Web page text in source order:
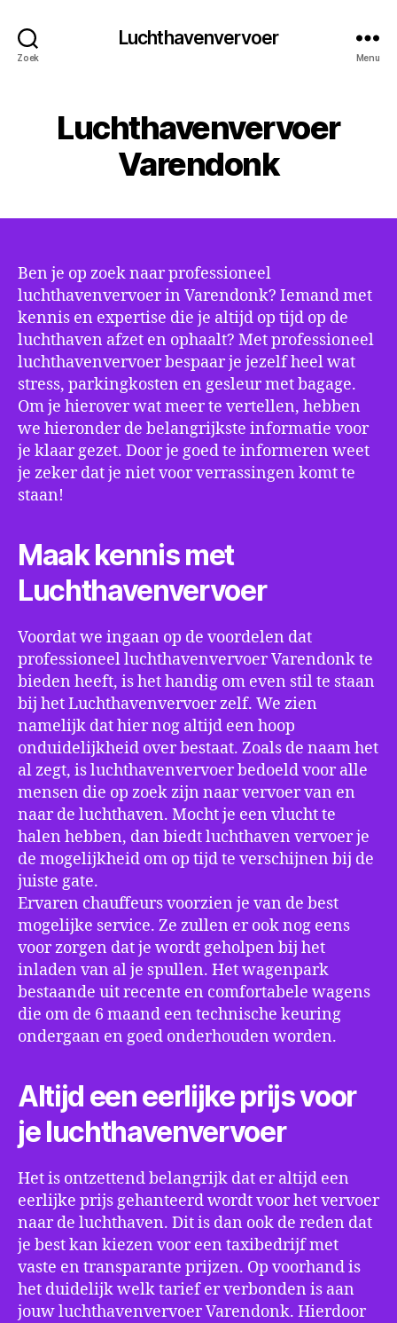
Zoek
Luchthavenvervoer
Menu
Luchthavenvervoer
Varendonk
Ben je op zoek naar professioneel
luchthavenvervoer in Varendonk? Iemand met
kennis en expertise die je altijd op tijd op de
luchthaven afzet en ophaalt? Met professioneel
luchthavenvervoer bespaar je jezelf heel wat
stress, parkingkosten en gesleur met bagage.
Om je hierover wat meer te vertellen, hebben
we hieronder de belangrijkste informatie voor
je klaar gezet. Door je goed te informeren weet
je zeker dat je niet voor verrassingen komt te
staan!
Maak kennis met
Luchthavenvervoer
Voordat we ingaan op de voordelen dat
professioneel luchthavenvervoer Varendonk te
bieden heeft, is het handig om even stil te staan
bij het Luchthavenvervoer zelf. We zien
namelijk dat hier nog altijd een hoop
onduidelijkheid over bestaat. Zoals de naam het
al zegt, is luchthavenvervoer bedoeld voor alle
mensen die op zoek zijn naar vervoer van en
naar de luchthaven. Mocht je een vlucht te
halen hebben, dan biedt luchthaven vervoer je
de mogelijkheid om op tijd te verschijnen bij de
juiste gate.
Ervaren chauffeurs voorzien je van de best
mogelijke service. Ze zullen er ook nog eens
voor zorgen dat je wordt geholpen bij het
inladen van al je spullen. Het wagenpark
bestaande uit recente en comfortabele wagens
die om de 6 maand een technische keuring
ondergaan en goed onderhouden worden.
Altijd een eerlijke prijs voor
je luchthavenvervoer
Het is ontzettend belangrijk dat er altijd een
eerlijke prijs gehanteerd wordt voor het vervoer
naar de luchthaven. Dit is dan ook de reden dat
je best kan kiezen voor een taxibedrijf met
vaste en transparante prijzen. Op voorhand is
het duidelijk welk tarief er verbonden is aan
jouw luchthavenvervoer Varendonk. Hierdoor